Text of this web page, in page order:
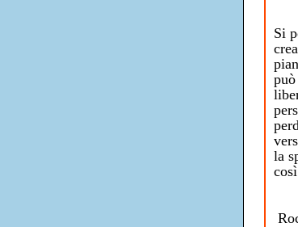
Si
la